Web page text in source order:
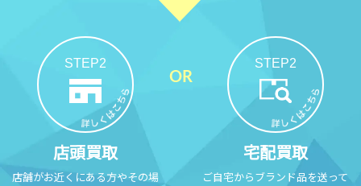
STEP2
店頭買取
店舗がお近くにある方やその場
STEP2
宅配買取
ご自宅からブランド品を送って